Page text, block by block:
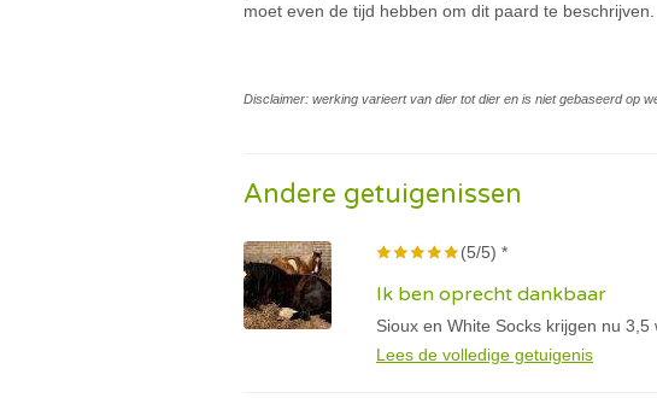
moet even de tijd hebben om dit paard te beschrijven.
Disclaimer: werking varieert van dier tot dier en is niet gebaseerd op
Andere getuigenissen
(5/5) *
Ik ben oprecht dankbaar
Sioux en White Socks krijgen nu
Lees de volledige getuigenis